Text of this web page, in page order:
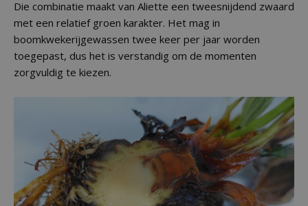
Die combinatie maakt van Aliette een tweesnijdend zwaard
met een relatief groen karakter. Het mag in
boomkwekerijgewassen twee keer per jaar worden
toegepast, dus het is verstandig om de momenten
zorgvuldig te kiezen.